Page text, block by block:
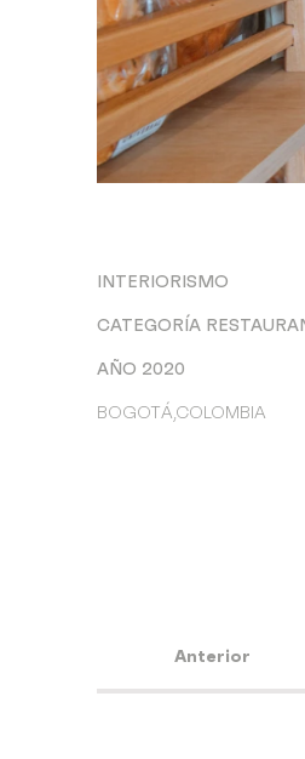
INTERIORISMO
CATEGORÍA
AÑO 2020
BOGOTÁ,COLOMBIA
Anterior